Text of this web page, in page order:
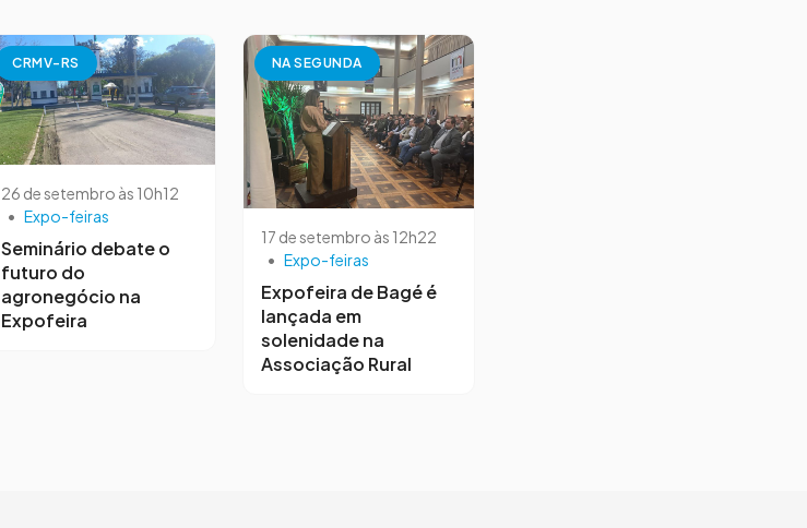
CRMV-RS
26 de setembro às 10h12
• Expo-feiras
Seminário debate o
futuro do
agronegócio na
Expofeira
NA SEGUNDA
17 de setembro às 12h22
• Expo-feiras
Expofeira de Bagé é
lançada em
solenidade na
Associação Rural